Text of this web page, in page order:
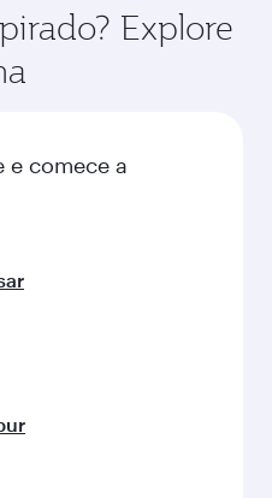
de viagem pode
por nossos parceiros.
do voo no momento
As tarifas
sazonal, popularidade
das classes de
Explore
e comece a